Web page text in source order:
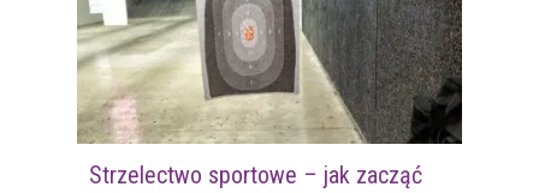
Strzelectwo sportowe – jak zacząć